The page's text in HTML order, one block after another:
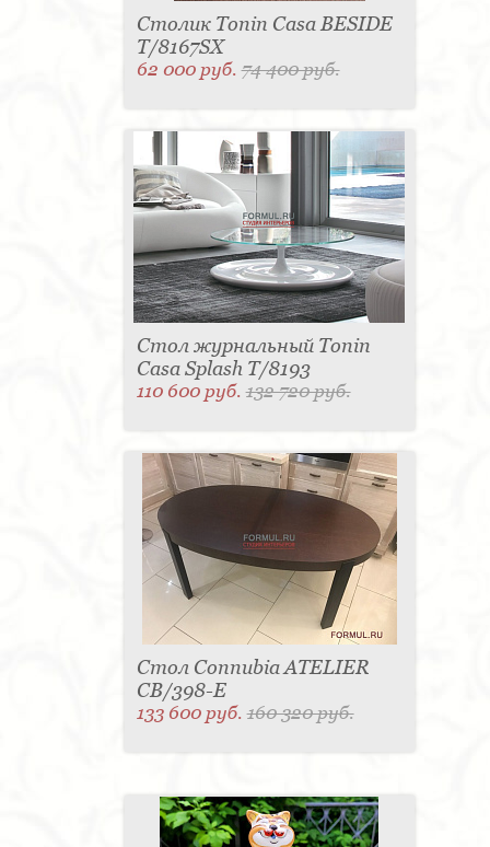
Столик Tonin Casa BESIDE
T/8167SX
62 000 руб.74 400 руб.
Стол журнальный Tonin
Casa Splash T/8193
110 600 руб.132 720 руб.
Стол Connubia ATELIER
CB/398-Е
133 600 руб.160 320 руб.